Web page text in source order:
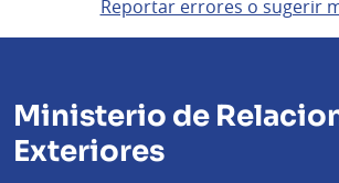
Reportar errores o sugerir
Ministerio de
Exteriores